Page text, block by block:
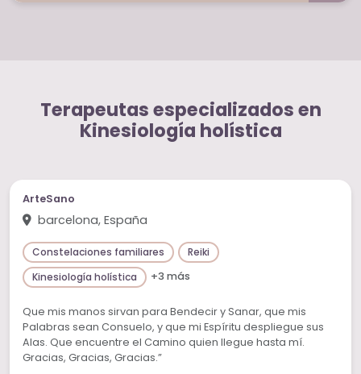
Terapeutas especializados en
Kinesiología holística
ArteSano
barcelona, España
Constelaciones familiares
Reiki
Kinesiología holística
+3 más
Que mis manos sirvan para Bendecir y Sanar, que mis
Palabras sean Consuelo, y que mi Espíritu despliegue sus
Alas. Que encuentre el Camino quien llegue hasta mí.
Gracias, Gracias, Gracias.”